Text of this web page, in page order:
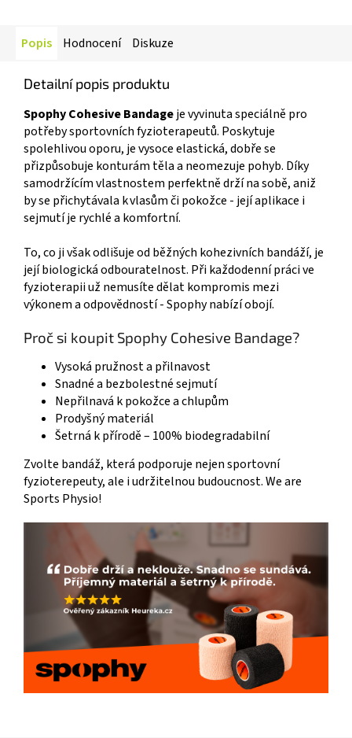
Popis Hodnocení Diskuze
Detailní popis produktu
Spophy Cohesive Bandageje vyvinuta speciálně pro
potřeby sportovních fyzioterapeutů. Poskytuje
spolehlivou oporu, je vysoce elastická, dobře se
přizpůsobuje konturám těla a neomezuje pohyb. Díky
samodržícím vlastnostem perfektně drží na sobě, aniž
by se přichytávala k vlasům či pokožce - její aplikace i
sejmutí je rychlé a komfortní.
To, co ji však odlišuje od běžných kohezivních bandáží, je
její biologická odbouratelnost. Při každodenní práci ve
fyzioterapii už nemusíte dělat kompromis mezi
výkonem a odpovědností - Spophy nabízí obojí.
Proč si koupit Spophy Cohesive Bandage?
Vysoká pružnost a přilnavost
Snadné a bezbolestné sejmutí
Nepřilnavá k pokožce a chlupům
Prodyšný materiál
Šetrná k přírodě – 100% biodegradabilní
Zvolte bandáž, která podporuje nejen sportovní
fyzioterepeuty, ale i udržitelnou budoucnost. We are
Sports Physio!